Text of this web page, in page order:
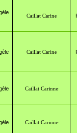
Caillat Carine
Caillat Carine
Caillat Carinne
Caillat Carinne